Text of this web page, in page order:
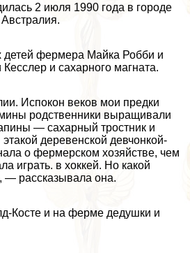
2 июля 1990 года в городе
детей фермера Майка Робби и
и сахарного магната.
Испокон веков мои предки
родственники выращивали
— сахарный тростник и
деревенской девчонкой-
о фермерском хозяйстве, чем
играть. в хоккей. Но какой
— рассказывала она.
Косте и на ферме дедушки и